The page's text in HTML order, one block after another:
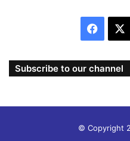
Subscribe to our channel
© Copyright